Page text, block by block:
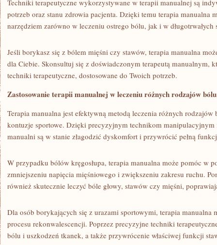
Techniki terapeutyczne wykorzystywane w terapii manualnej są
potrzeb oraz stanu zdrowia pacjenta. Dzięki‍ temu terapia manualna
narzędziem zarówno w⁤ leczeniu ostrego bólu, jak⁣ i w długotrwałych⁣
Jeśli‍ borykasz się ⁤z bólem ​mięśni‍ czy ⁤stawów, terapia manualna
⁣dla⁢ Ciebie. Skonsultuj się ⁤z doświadczonym⁣ terapeutą⁢ manualnym,
techniki⁣ terapeutyczne, ⁣dostosowane do Twoich ‌potrzeb.
Zastosowanie⁣ terapii manualnej w​ leczeniu różnych rodzajów bólu
Terapia ⁤manualna jest ⁤efektywną⁤ metodą leczenia różnych
kontuzje sportowe.‌ Dzięki ‍precyzyjnym ⁢technikom
manualni ‍są ⁣w stanie‍ złagodzić dyskomfort⁣ i przywrócić pełną
W‍ przypadku bólów kręgosłupa, terapia manualna może pomóc‌ w‌
zmniejszeniu napięcia mięśniowego i⁣ zwiększeniu zakresu ruchu.‍
również skutecznie ​leczyć bóle‌ głowy, stawów czy⁣ mięśni,
Dla osób borykających się z urazami sportowymi, terapia ​manualna
procesu rekonwalescencji. Poprzez precyzyjne techniki
bólu i uszkodzeń tkanek,⁣ a także ‌przywrócenie właściwej funkcji